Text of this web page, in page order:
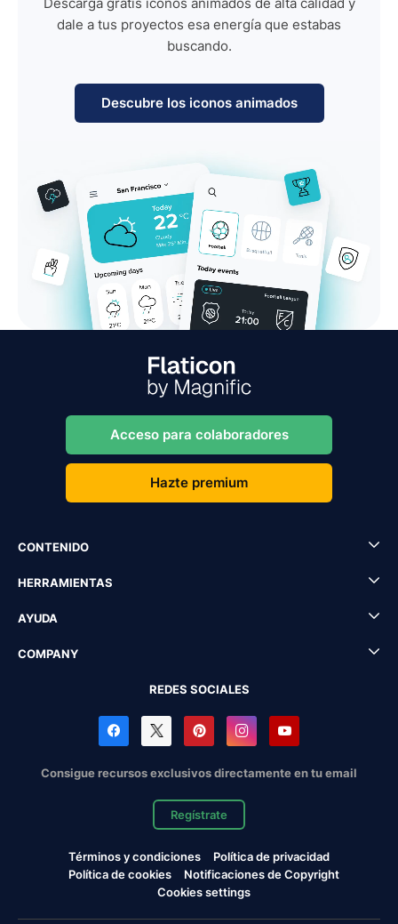
dale a tus proyectos esa energía que estabas
buscando.
Descubre los iconos animados
Acceso para colaboradores
Hazte premium
CONTENIDO
HERRAMIENTAS
AYUDA
COMPANY
REDES SOCIALES
Consigue recursos exclusivos directamente en tu email
Regístrate
Términos y condiciones
Política de privacidad
Política de cookies
Notificaciones de Copyright
Cookies settings